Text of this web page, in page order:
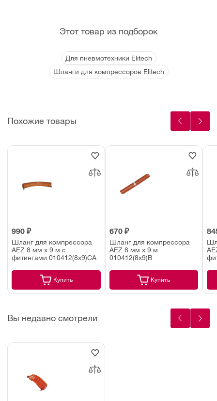
Этот товар из подборок
Для пневмотехники Elitech
Шланги для компрессоров Elitech
Похожие товары
990 ₽
Шланг для компрессора
AEZ 8 мм х 9 м с
фитингами 010412(8х9)СA
Купить
670 ₽
Шланг для компрессора
AEZ 8 мм х 9 м
010412(8х9)В
Купить
Вы недавно смотрели